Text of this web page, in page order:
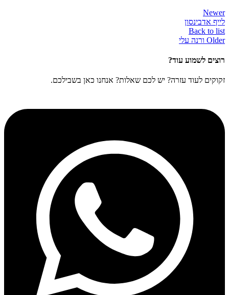
Newer
לייף אדבינסון
Back to list
Older ורנה עלי
רוצים לשמוע עוד?
זקוקים לעוד עזרה? יש לכם שאלות? אנחנו כאן בשבילכם.